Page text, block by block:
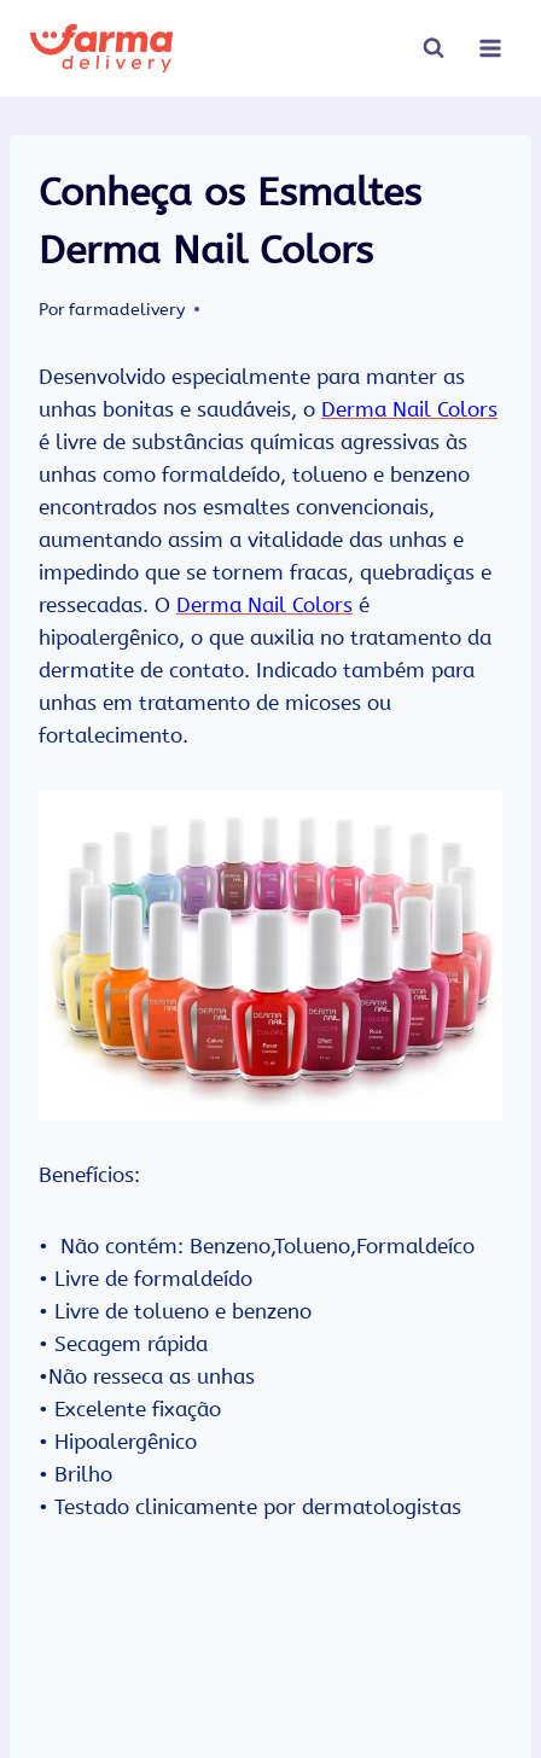
para
Conheça os Esmaltes
Derma Nail Colors
Porfarmadelivery
Desenvolvido especialmente para manter as
unhas bonitas e saudáveis, o Derma Nail Colors
é livre de substâncias químicas agressivas às
unhas como formaldeído, tolueno e benzeno
encontrados nos esmaltes convencionais,
aumentando assim a vitalidade das unhas e
impedindo que se tornem fracas, quebradiças e
ressecadas. O Derma Nail Colors é
hipoalergênico, o que auxilia no tratamento da
dermatite de contato. Indicado também para
unhas em tratamento de micoses ou
fortalecimento.
Benefícios:
• Não contém: Benzeno,Tolueno,Formaldeíco
• Livre de formaldeído
• Livre de tolueno e benzeno
• Secagem rápida
•Não resseca as unhas
• Excelente fixação
• Hipoalergênico
• Brilho
• Testado clinicamente por dermatologistas